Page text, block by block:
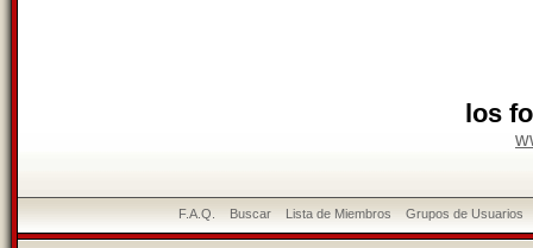
los
F.A.Q. Buscar Lista de Miembros Grupos de Usuarios